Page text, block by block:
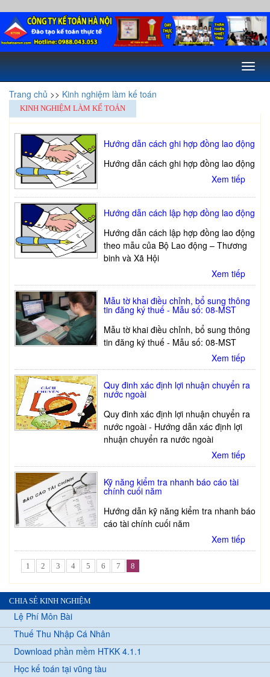
Toggle
Trang chủ >> Kinh nghiệm làm kế toán
KINH NGHIỆM LÀM KẾ TOÁN
Hướng dẫn cách ghi hợp đồng lao động
Hướng dẫn cách ghi hợp đồng lao động
Xem tiếp
Hướng dẫn cách lập hợp đồng lao động
Hướng dẫn cách lập hợp đồng lao động
theo mẫu của Bộ Lao động – Thương
binh và Xã Hội
Xem tiếp
Mẫu tờ khai điều chỉnh, bổ sung thông
tin đăng ký thuế - Mẫu số: 08-MST
Mẫu tờ khai điều chỉnh, bổ sung thông
tin đăng ký thuế - Mẫu số: 08-MST
Xem tiếp
Quy đinh xác định lợi nhuận chuyển ra
nước ngoài
Quy đinh xác định lợi nhuận chuyển ra
nước ngoài - Hướng dẫn xác định lợi
nhuận chuyển ra nước ngoài
Xem tiếp
Kỹ năng kiểm tra nhanh báo cáo tài
chính cuối năm
Hướng dẫn kỹ năng kiểm tra nhanh báo
cáo tài chính cuối năm
Xem tiếp
1 2 3 4 5 6 7 8
CHIA SẺ KINH NGHIỆM
Lệ Phí Môn Bài
Thuế Thu Nhập Cá Nhân
Download phần mềm HTKK 4.1.1
Học kế toán tại vũng tàu